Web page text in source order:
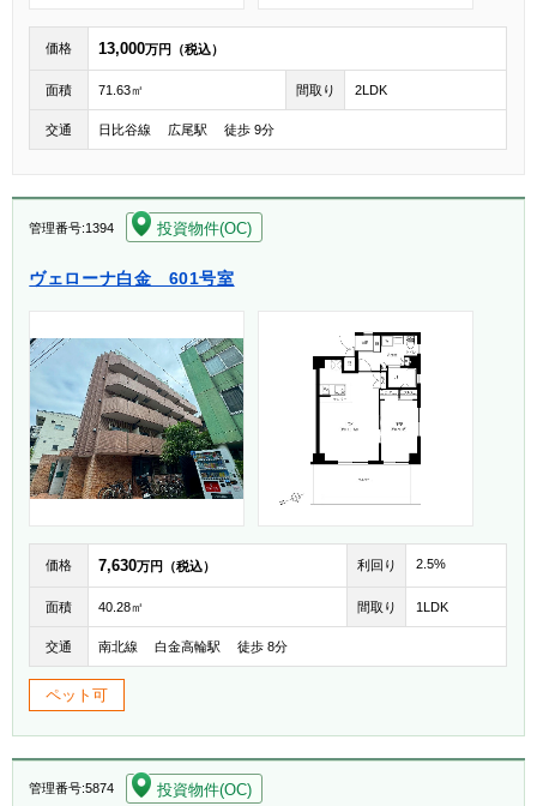
価格 13,000万円（税込）
面積 71.63㎡ 間取り 2LDK
交通 日比谷線 広尾駅 徒歩 9分
管理番号:1394 投資物件(OC)
ヴェローナ白金 601号室
価格 7,630万円（税込） 利回り 2.5%
面積 40.28㎡ 間取り 1LDK
交通 南北線 白金高輪駅 徒歩 8分
ペット可
[004]
管理番号:5874 投資物件(OC)
[004]